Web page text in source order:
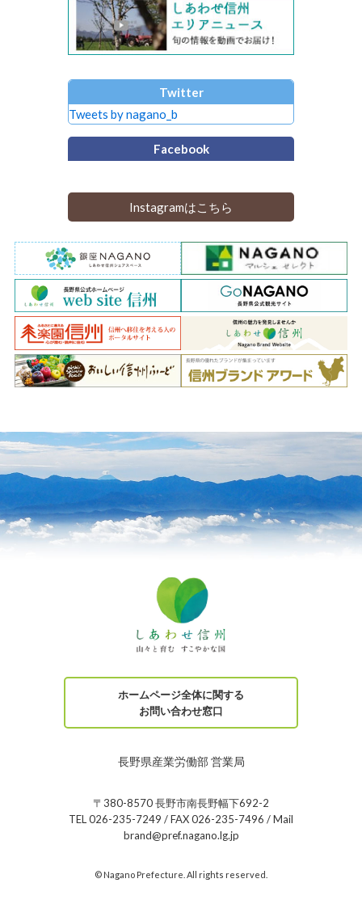
Twitter
Tweets by nagano_b
Facebook
Instagramはこちら
ホームページ全体に関する
お問い合わせ窓口
長野県産業労働部 営業局
〒380-8570 長野市南長野幅下692-2
TEL 026-235-7249 / FAX 026-235-7496 / Mail
brand@pref.nagano.lg.jp
© Nagano Prefecture. All rights reserved.